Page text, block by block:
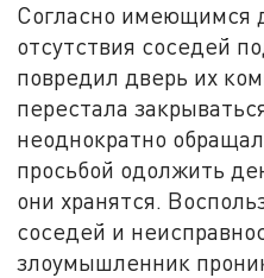
Согласно имеющимся
отсутствия соседей
повредил дверь их
перестала
неоднократно
просьбой одолжить
они хранятся.
соседей и
злоумышленник